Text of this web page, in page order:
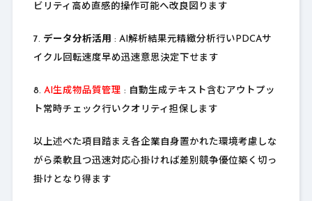
ビリティ高め直感的操作可能へ改良図ります
7. データ分析活用 : AI解析結果元精緻分析行いPDCAサ
イクル回転速度早め迅速意思決定下せます
8. AI生成物品質管理 : 自動生成テキスト含むアウトプッ
ト常時チェック行いクオリティ担保します
以上述べた項目踏まえ各企業自身置かれた環境考慮しな
がら柔軟且つ迅速対応心掛ければ差別競争優位築く切っ
掛けとなり得ます